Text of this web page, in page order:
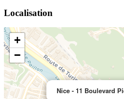
Localisation
Nice - 11 Boulevard
+
−